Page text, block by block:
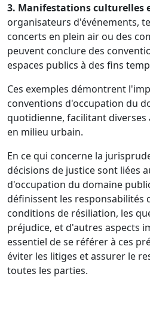
3. Manifestations culturelles
organisateurs d'événements,
concerts en plein air ou des
peuvent conclure des
espaces publics à des fins
Ces exemples démontrent
conventions d'occupation du
quotidienne, facilitant diverses
en milieu urbain.
En ce qui concerne la
décisions de justice sont liées
d'occupation du domaine
définissent les responsabilités
conditions de résiliation, les
préjudice, et d'autres aspects
essentiel de se référer à ces
éviter les litiges et assurer le
toutes les parties.